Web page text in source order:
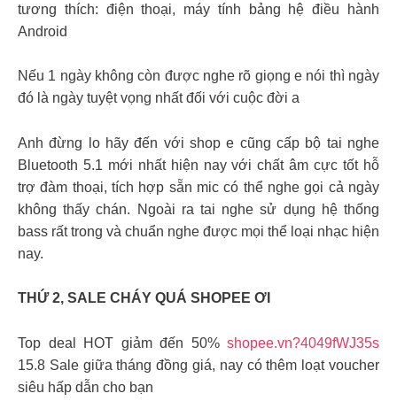
tương thích: điện thoại, máy tính bảng hệ điều hành
Android
Nếu 1 ngày không còn được nghe rõ giọng e nói thì ngày
đó là ngày tuyệt vọng nhất đối với cuộc đời a
Anh đừng lo hãy đến với shop e cũng cấp bộ tai nghe
Bluetooth 5.1 mới nhất hiện nay với chất âm cực tốt hỗ
trợ đàm thoại, tích hợp sẵn mic có thể nghe gọi cả ngày
không thấy chán. Ngoài ra tai nghe sử dụng hệ thống
bass rất trong và chuẩn nghe được mọi thể loại nhạc hiện
nay.
THỨ 2, SALE CHÁY QUÁ SHOPEE ƠI
Top deal HOT giảm đến 50% shopee.vn?4049fWJ35s
15.8 Sale giữa tháng đồng giá, nay có thêm loạt voucher
siêu hấp dẫn cho bạn